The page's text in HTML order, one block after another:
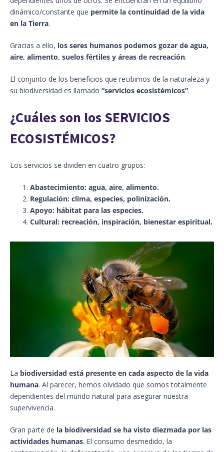
dinámico/constante que permite la continuidad de la vida
en la Tierra.
Gracias a ello, los seres humanos podemos gozar de agua,
aire, alimento, suelos fértiles y áreas de recreación.
El conjunto de los beneficios que recibimos de la naturaleza y
su biodiversidad es llamado “servicios ecosistémicos”.
¿Cuáles son los SERVICIOS
ECOSISTÉMICOS?
Los servicios se dividen en cuatro grupos:
Abastecimiento: agua, aire, alimento.
Regulación: clima, especies, polinización.
Apoyo: hábitat para las especies.
Cultural: recreación, inspiración, bienestar espiritual.
La biodiversidad está presente en cada aspecto de la vida
humana. Al parecer, hemos olvidado que somos totalmente
dependientes del mundo natural para asegurar nuestra
supervivencia.
Gran parte de la biodiversidad se ha visto diezmada por las
actividades humanas. El consumo desmedido, la